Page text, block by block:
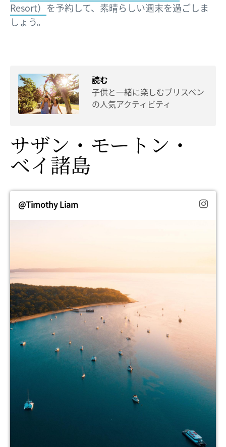
Resort） を予約して、素晴らしい週末を過ごしま
しょう。
読む
子供と一緒に楽しむブリスベン
の人気アクティビティ
サザン・モートン・
ベイ諸島
@Timothy Liam